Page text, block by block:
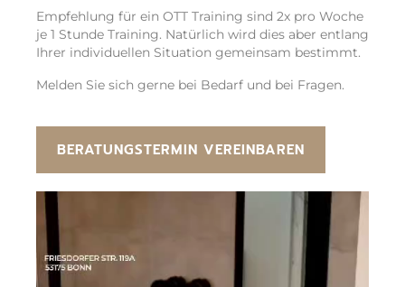
Empfehlung für ein OTT Training sind 2x pro Woche
je 1 Stunde Training. Natürlich wird dies aber entlang
Ihrer individuellen Situation gemeinsam bestimmt.
Melden Sie sich gerne bei Bedarf und bei Fragen.
BERATUNGSTERMIN VEREINBAREN